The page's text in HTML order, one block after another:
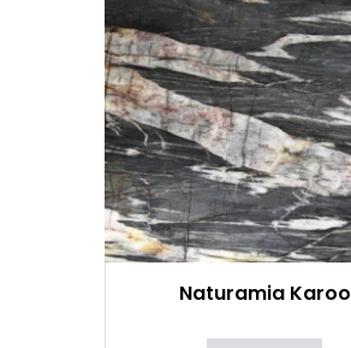
Naturamia Karoo